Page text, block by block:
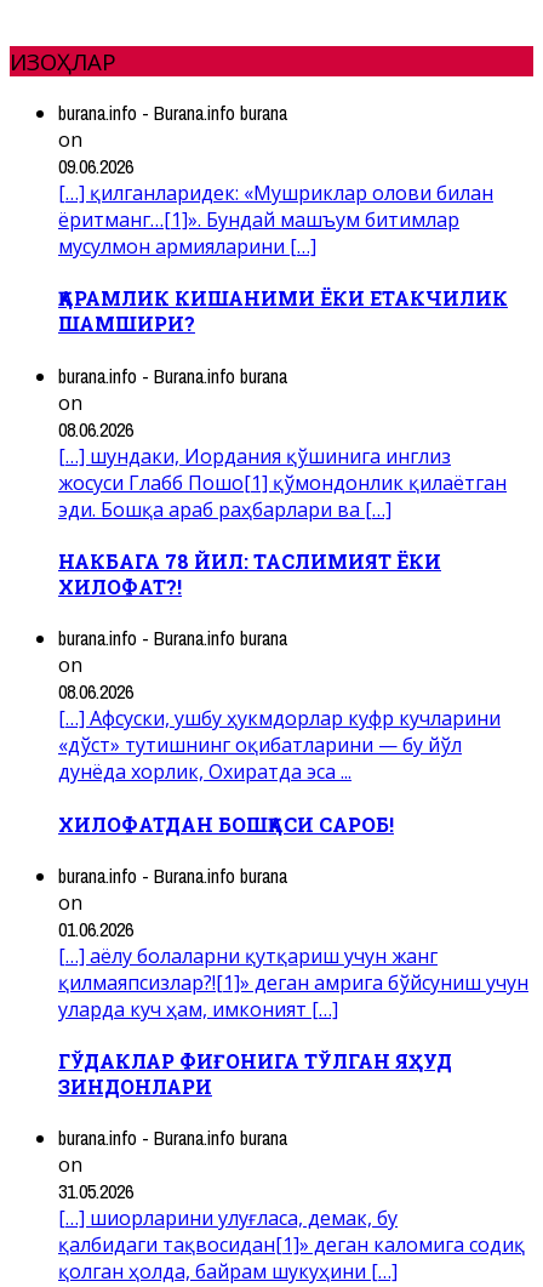
ИЗОҲЛАР
burana.info - Burana.info burana
on
09.06.2026
[…] қилганларидек: «Мушриклар олови билан
ёритманг…[1]». Бундай машъум битимлар
мусулмон армияларини […]
ҚАРАМЛИК КИШАНИМИ ЁКИ ЕТАКЧИЛИК
ШАМШИРИ?
burana.info - Burana.info burana
on
08.06.2026
[…] шундаки, Иордания қўшинига инглиз
жосуси Глабб Пошо[1] қўмондонлик қилаётган
эди. Бошқа араб раҳбарлари ва […]
НАКБАГА 78 ЙИЛ: ТАСЛИМИЯТ ЁКИ
ХИЛОФАТ?!
burana.info - Burana.info burana
on
08.06.2026
[…] Афсуски, ушбу ҳукмдорлар куфр кучларини
«дўст» тутишнинг оқибатларини — бу йўл
дунёда хорлик, Охиратда эса ...
ХИЛОФАТДАН БОШҚАСИ САРОБ!
burana.info - Burana.info burana
on
01.06.2026
[…] аёлу болаларни қутқариш учун жанг
қилмаяпсизлар?![1]» деган амрига бўйсуниш учун
уларда куч ҳам, имконият […]
ГЎДАКЛАР ФИҒОНИГА ТЎЛГАН ЯҲУД
ЗИНДОНЛАРИ
burana.info - Burana.info burana
on
31.05.2026
[…] шиорларини улуғласа, демак, бу
қалбидаги тақвосидан[1]» деган каломига содиқ
қолган ҳолда, байрам шукуҳини […]